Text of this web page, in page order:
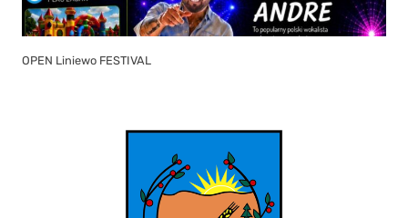
OPEN Liniewo FESTIVAL